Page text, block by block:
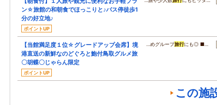
ン☆旅館の和朝食でほっこりと♪バス停徒歩1
分の好立地♪
ポイントUP
【当館満足度１位☆グレードアップ会席】境
港直送の新鮮なのどぐろと鮑付鳥取グルメ旅
〇胡蝶〇じゃらん限定
ポイントUP
…めグループ旅行にも◎ ■…
この施